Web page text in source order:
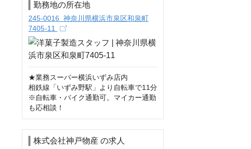
勤務地の所在地
245-0016 神奈川県横浜市泉区和泉町
7405-11
★業務スーパー横浜いずみ店内
相鉄線「いずみ野駅」より自転車で11分
※自転車・バイク通勤可。マイカー通勤
も応相談！
株式会社神戸物産 の求人